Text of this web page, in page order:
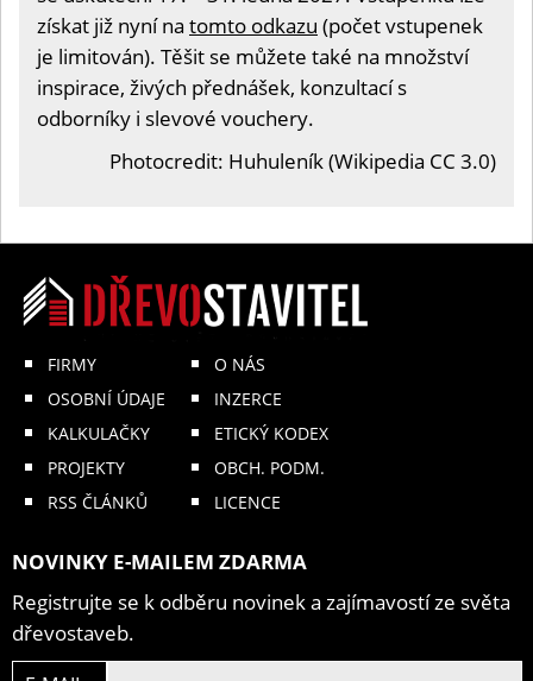
získat již nyní na tomto odkazu (počet vstupenek
je limitován). Těšit se můžete také na množství
inspirace, živých přednášek, konzultací s
odborníky i slevové vouchery.
Photocredit: Huhuleník (Wikipedia CC 3.0)
FIRMY
OSOBNÍ ÚDAJE
KALKULAČKY
PROJEKTY
RSS ČLÁNKŮ
O NÁS
INZERCE
ETICKÝ KODEX
OBCH. PODM.
LICENCE
NOVINKY E-MAILEM ZDARMA
Registrujte se k odběru novinek a zajímavostí ze světa
dřevostaveb.